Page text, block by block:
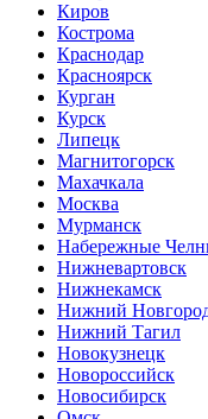
Киров
Кострома
Краснодар
Красноярск
Курган
Курск
Липецк
Магнитогорск
Махачкала
Москва
Мурманск
Набережные
Нижневартовск
Нижнекамск
Нижний
Нижний Тагил
Новокузнецк
Новороссийск
Новосибирск